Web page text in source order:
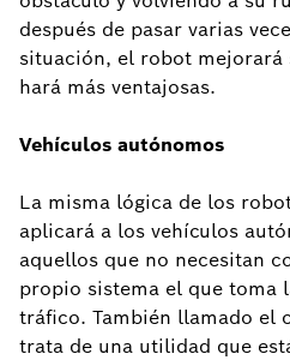
después de pasar varias
situación, el robot mejorará
hará más ventajosas.
Vehículos autónomos
La misma lógica de los
aplicará a los vehículos
aquellos que no necesitan
propio sistema el que toma
tráfico. También llamado el
trata de una utilidad que